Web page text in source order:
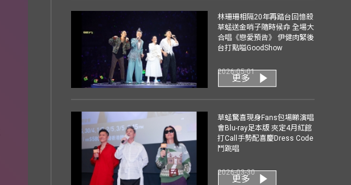
林珊珊相隔20年再踏台回憶殺
草蜢送金哨子隨時候命 全場大
合唱《戀愛預告》 伊健肉緊後
台打點嗌GoodShow
2026-05-01
更多
草蜢驚喜現身Fans包場睇演唱
會Blu-ray足本版 夾定4月紅館
打Call手勢配喜慶Dress Code
鬥跳唱
2026-03-30
更多